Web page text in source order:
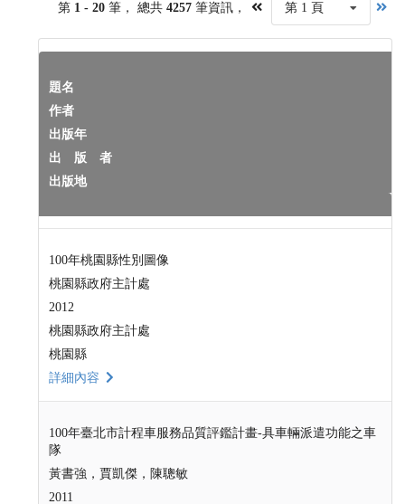
第 1 - 20 筆， 總共 4257筆資訊， 第 1 頁
題名
作者
出版年
出 版 者
出版地
100年桃園縣性別圖像
桃園縣政府主計處
2012
桃園縣政府主計處
桃園縣
詳細內容
100年臺北市計程車服務品質評鑑計畫-具車輛派遣功能之車
隊
黃書強，賈凱傑，陳聰敏
2011